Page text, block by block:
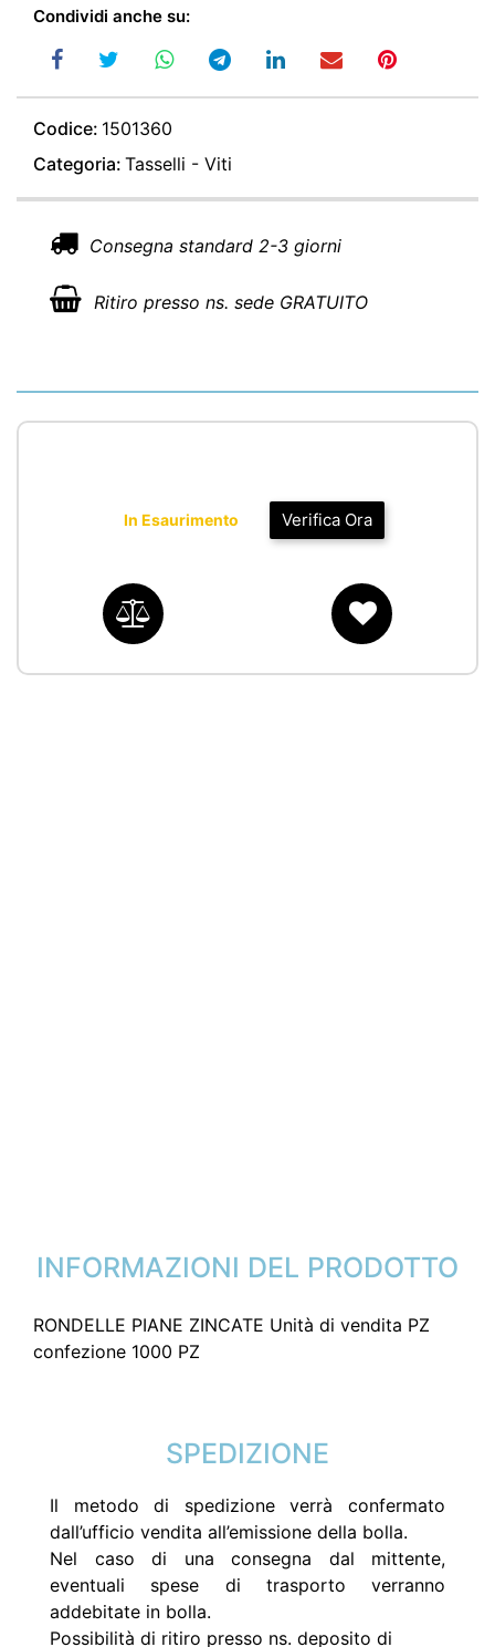
Condividi anche su:
Codice: 1501360
Categoria: Tasselli - Viti
Consegna standard 2-3 giorni
Ritiro presso ns. sede GRATUITO
Verifica Ora
In Esaurimento
INFORMAZIONI DEL PRODOTTO
RONDELLE PIANE ZINCATE Unità di vendita PZ
confezione 1000 PZ
SPEDIZIONE
Il metodo di spedizione verrà confermato
dall’ufficio vendita all’emissione della bolla.
Nel caso di una consegna dal mittente,
eventuali spese di trasporto verranno
addebitate in bolla.
Possibilità di ritiro presso ns. deposito di